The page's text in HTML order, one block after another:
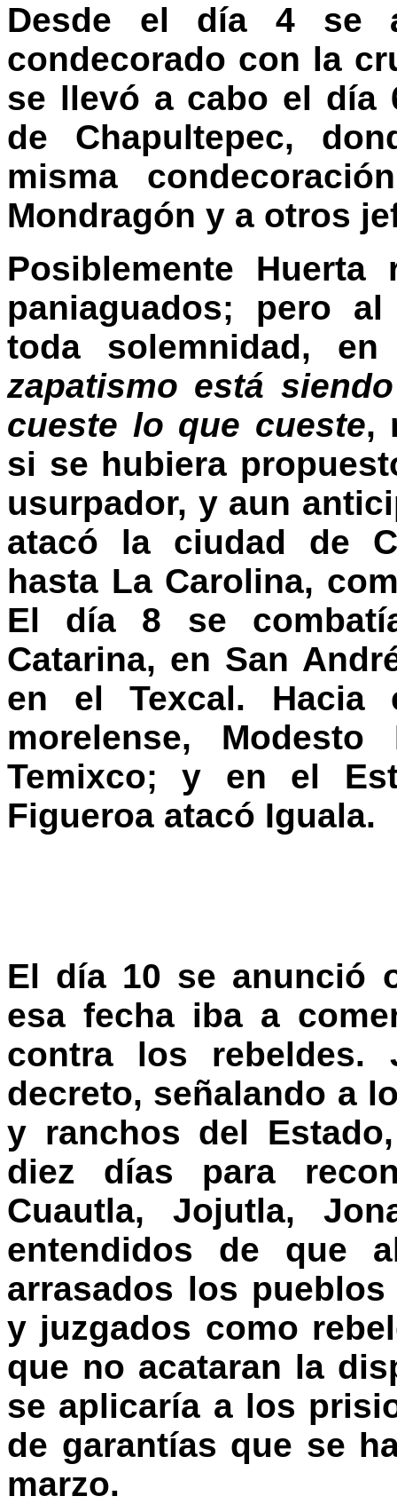
Desde el día 4 se
condecorado con la
se llevó a cabo el día
de Chapultepec,
misma
Mondragón y a otros
Posiblemente
paniaguados; pero
toda solemnidad,
zapatismo está
cueste lo que cueste,
si se hubiera
usurpador, y aun
atacó la ciudad de
hasta La Carolina,
El día 8 se
Catarina, en San
en el Texcal.
morelense,
Temixco; y en el
Figueroa atacó Iguala.
El día 10 se anunció
esa fecha iba a
contra los rebeldes.
decreto, señalando a
y ranchos del
diez días para
Cuautla, Jojutla,
entendidos de que
arrasados los
y juzgados como
que no acataran la
se aplicaría a los
de garantías que se
marzo.